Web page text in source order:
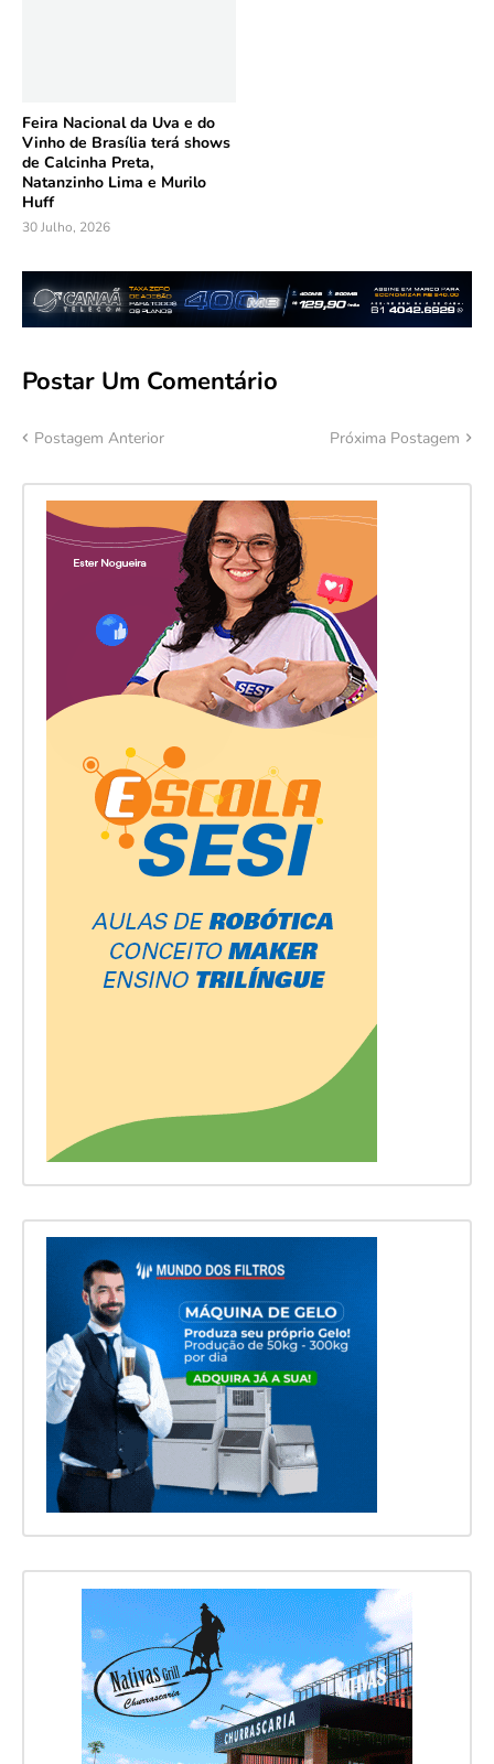
Feira Nacional da Uva e do
Vinho de Brasília terá shows
de Calcinha Preta,
Natanzinho Lima e Murilo
Huff
30 Julho, 2026
Postar Um Comentário
Postagem Anterior Próxima Postagem